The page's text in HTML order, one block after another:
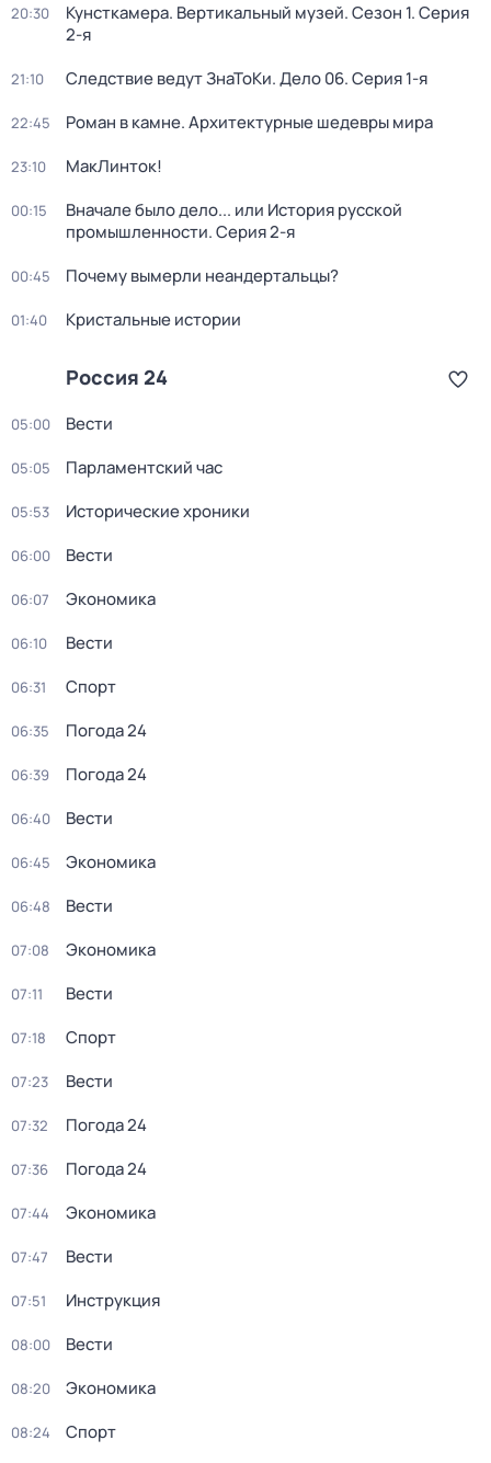
20:30 Кунсткамера. Вертикальный музей. Сезон 1. Серия
2-я
21:10 Следствие ведут ЗнаТоКи. Дело 06. Серия 1-я
22:45 Роман в камне. Архитектурные шедевры мира
23:10 МакЛинток!
00:15
Вначале было дело... или История русской
промышленности. Серия 2-я
00:45 Почему вымерли неандертальцы?
01:40 Кристальные истории
Россия 24
05:00 Вести
05:05 Парламентский час
05:53 Исторические хроники
06:00 Вести
06:07 Экономика
06:10 Вести
06:31 Спорт
06:35 Погода 24
06:39 Погода 24
06:40 Вести
06:45 Экономика
06:48 Вести
07:08 Экономика
07:11 Вести
07:18 Спорт
07:23 Вести
07:32 Погода 24
07:36 Погода 24
07:44 Экономика
07:47 Вести
07:51 Инструкция
08:00 Вести
08:20 Экономика
08:24 Спорт